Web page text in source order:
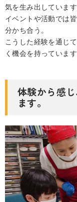
気を生み出しています
イベントや活動では
分かち合う。
こうした経験を通じ
く機会を持っています
体験から感
ます。